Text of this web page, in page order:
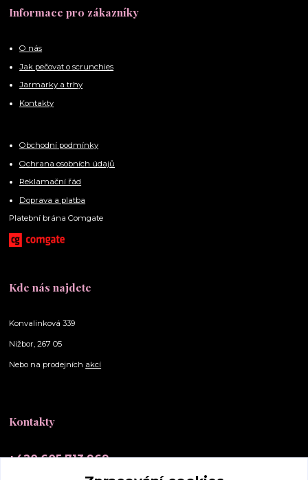
Informace pro zákazníky
O nás
Jak pečovat o scrunchies
Jarmarky a trhy
Kontakty
Obchodní podmínky
Ochrana osobních údajů
Reklamační řád
Doprava a platba
Platební brána Comgate
Kde nás najdete
Konvalinková 339
Nižbor, 267 05
Nebo na prodejních akcí
Kontakty
+420 605 713 969